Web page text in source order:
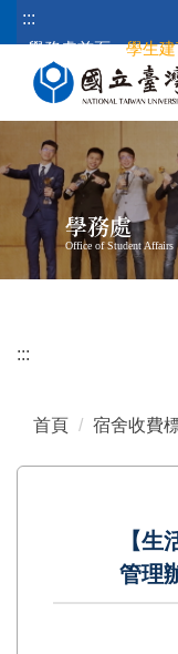
跳
到
內
區
塊
:::
學務處首頁
學生
學務處
Office of Student Affairs
:::
首頁 宿舍收費
【
管理